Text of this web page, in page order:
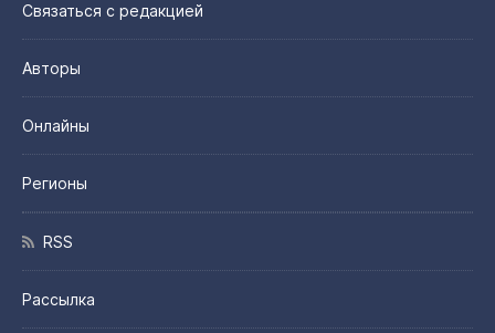
Связаться с редакцией
Авторы
Онлайны
Регионы
RSS
Рассылка